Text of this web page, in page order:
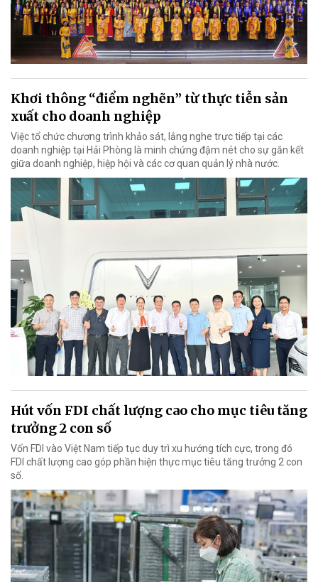
Khơi thông “điểm nghẽn” từ thực tiễn sản
xuất cho doanh nghiệp
Việc tổ chức chương trình khảo sát, lắng nghe trực tiếp tại các
doanh nghiệp tại Hải Phòng là minh chứng đậm nét cho sự gắn kết
giữa doanh nghiệp, hiệp hội và các cơ quan quản lý nhà nước.
Hút vốn FDI chất lượng cao cho mục tiêu tăng
trưởng 2 con số
Vốn FDI vào Việt Nam tiếp tục duy trì xu hướng tích cực, trong đó
FDI chất lượng cao góp phần hiện thực mục tiêu tăng trưởng 2 con
số.